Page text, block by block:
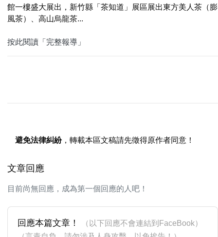
館一樓盛大展出，新竹縣「茶知道」展區展出東方美人茶（膨
風茶）、高山烏龍茶...
按此閱讀「完整報導」
避免法律糾紛，轉載本區文稿請先徵得原作者同意！
文章回應
目前尚無回應，成為第一個回應的人吧！
回應本篇文章！
（以下回應不會連結到FaceBook）